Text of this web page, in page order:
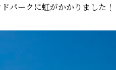
パークに虹がかかりました！